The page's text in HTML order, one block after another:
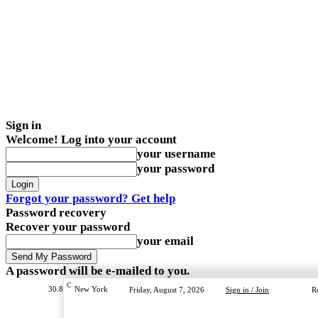
Sign in
Welcome! Log into your account
your username
your password
Forgot your password? Get help
Password recovery
Recover your password
your email
A password will be e-mailed to you.
30.8 C New York Friday, August 7, 2026 Sign in / Join